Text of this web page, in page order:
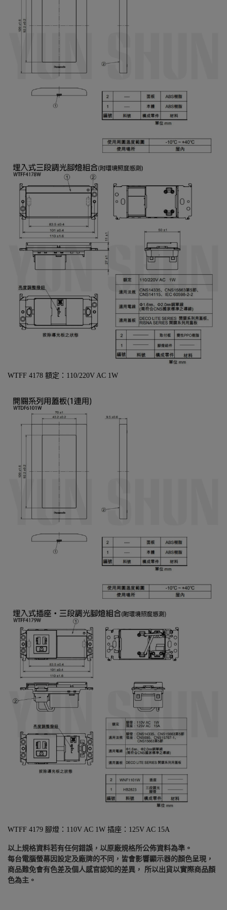
WTFF 4178 額定：110/220V AC 1W
WTFF 4179 腳燈：110V AC 1W 插座：125V AC 15A
以上規格資料若有任何錯誤，以原廠規格所公佈資料為準。
每台電腦螢幕因設定及廠牌的不同，皆會影響顯示器的顏色呈現，
商品難免會有色差及個人感官認知的差異， 所以出貨以實際商品顏
色為主。